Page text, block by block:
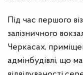
Під час першого
залізничного
Черкасах,
адмінбудівлі, що